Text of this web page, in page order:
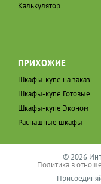
Калькулятор
ПРИХОЖИЕ
Шкафы-купе на заказ
Шкафы-купе Готовые
Шкафы-купе Эконом
Распашные шкафы
© 2026
Политика в